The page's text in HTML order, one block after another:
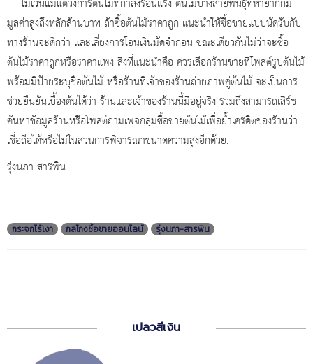
ไม่เว้นแม้แต่วงการต้นไม้ที่กำลังร้อนแรง ต้นไม้บางสายพันธุ์ที่หายากก็มี
มูลค่าสูงถึงหลักล้านบาท ถ้าซื้อต้นไม้ราคาถูก แนะนำให้ซื้อขายแบบนัดรับกับ
ทางร้านจะดีกว่า และเลี่ยงการโอนเงินมัดจำก่อน ขณะเดียวกันไม่ว่าจะซื้อ
ต้นไม้ราคาถูกหรือราคาแพง สิ่งที่แนะนำคือ ควรเลือกร้านขายที่โพสต์รูปต้นไม้
พร้อมมีป้ายระบุชื่อต้นไม้ หรือร้านที่เจ้าของร้านถ่ายภาพคู่ต้นไม้ จะเป็นการ
ช่วยยืนยันเบื้องต้นได้ว่า ร้านและเจ้าของร้านนี้มีอยู่จริง รวมถึงสามารถเสิร์ช
ค้นหาข้อมูลร้านหรือโพสต์ถามเพจกลุ่มซื้อขายต้นไม้เพื่อย้ำเครดิตของร้านว่า
เชื่อถือได้หรือไม่ในส่วนการพิจารณาขนาดความสูงอีกด้วย.
รุ่งนภา สารพิน
กระจกไร้เงา กลโกงซื้อขายออนไลน์ รุ่งนภา-สารพิน
เปลวสีเงิน